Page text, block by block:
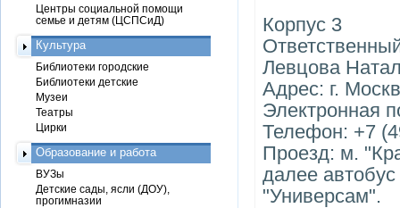
Корпус 3
Левцова
Адрес: г.
Электронная
Телефон: +7
Проезд: м.
далее
"Универсам".
Центры социальной помощи
семье и детям (ЦСПСиД)
Культура
Библиотеки городские
Библиотеки детские
Музеи
Театры
Цирки
Образование и работа
ВУЗы
Детские сады, ясли (ДОУ),
прогимназии